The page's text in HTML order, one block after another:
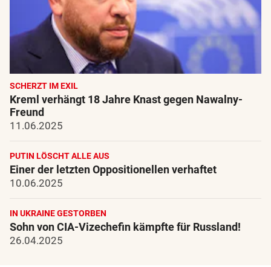
SCHERZT IM EXIL
Kreml verhängt 18 Jahre Knast gegen Nawalny-
Freund
11.06.2025
PUTIN LÖSCHT ALLE AUS
Einer der letzten Oppositionellen verhaftet
10.06.2025
IN UKRAINE GESTORBEN
Sohn von CIA-Vizechefin kämpfte für Russland!
26.04.2025